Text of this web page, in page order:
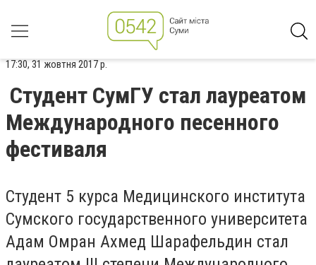
17:30, 31 жовтня 2017 р.
Студент СумГУ стал лауреатом
Международного песенного
фестиваля
Студент 5 курса Медицинского института
Сумского государственного университета
Адам Омран Ахмед Шарафельдин стал